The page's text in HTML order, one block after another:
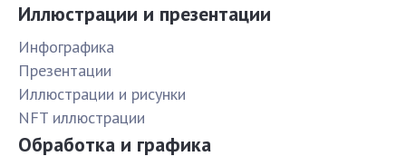
Иллюстрации и презентации
Инфографика
Презентации
Иллюстрации и рисунки
NFT иллюстрации
Обработка и графика